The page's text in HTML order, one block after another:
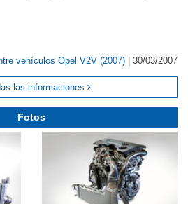
vehículos Opel V2V (2007) 30/03/2007
las informaciones
Fotos